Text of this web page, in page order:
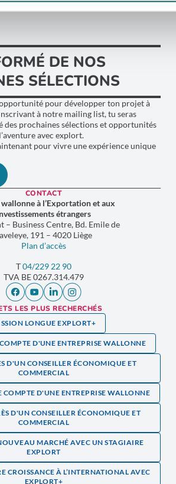
DE NOS
SÉLECTIONS
pour développer ton projet à
à notre mailing list, tu seras
prochaines sélections et opportunités
avec explort.
pour vivre une expérience unique
CONTACT
à l’Exportation et aux
étrangers
– Business Centre, Bd. Emile de
191 – 4020 Liège
Plan d’accès
T04/229 22 90
TVA BE 0267.314.479
LES PLUS RECHERCHÉS
LONGUE EXPLORT+
D'UNE ENTREPRISE WALLONNE
D'UN CONSEILLER ÉCONOMIQUE ET
COMMERCIAL
COMPTE D'UNE ENTREPRISE WALLONNE
D'UN CONSEILLER ÉCONOMIQUE ET
COMMERCIAL
MARCHÉ AVEC UN STAGIAIRE
EXPLORT
CROISSANCE À L’INTERNATIONAL AVEC
EXPLORT+